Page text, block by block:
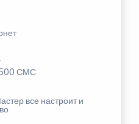
500 СМС
все настроит и